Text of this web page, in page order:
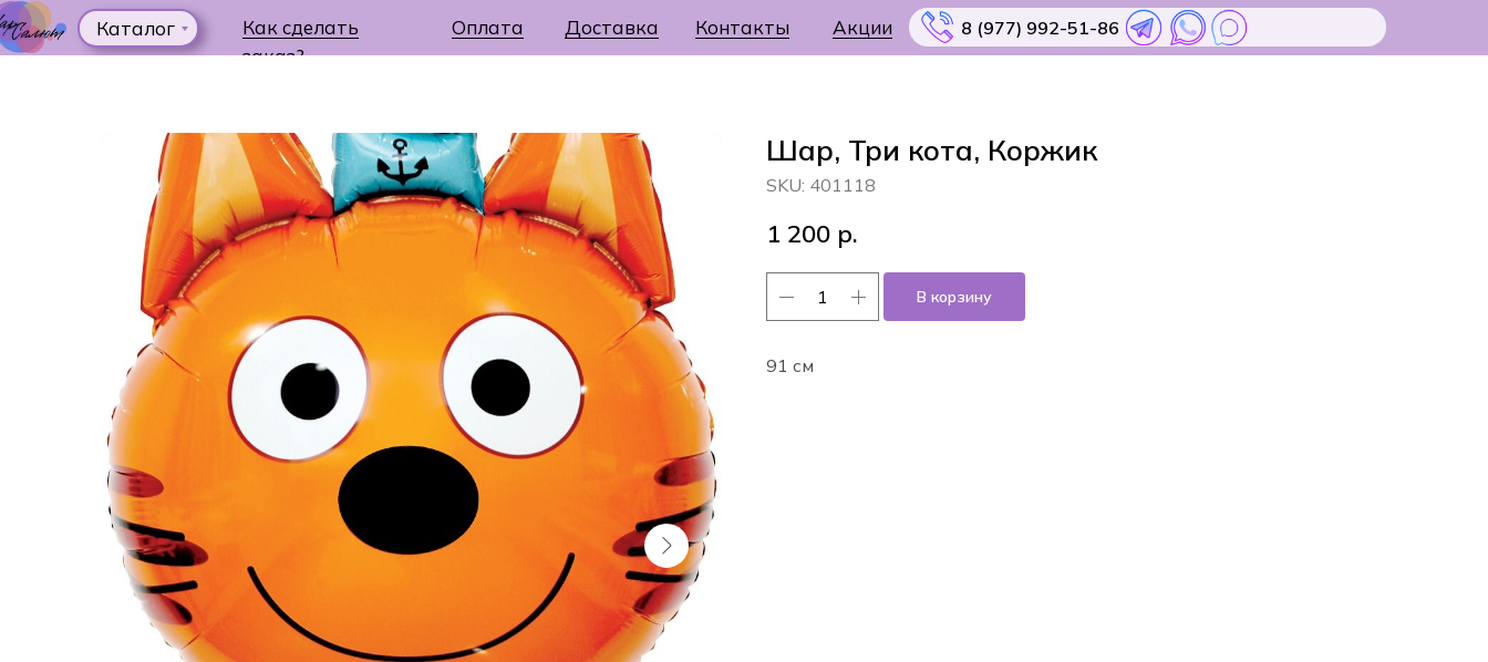
Доставка
Как сделать
заказ?
Оплата Акции
Контакты 8 (977) 992-51-86
Меню
Каталог
Шар, Три кота, Коржик
SKU: 401118
1 200 р.
В корзину
91 см